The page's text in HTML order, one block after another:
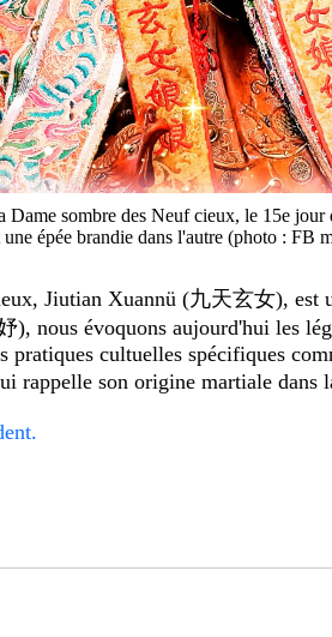
sombre des Neuf cieux, le 15e jour
une épée brandie dans l'autre (photo :
Jiutian Xuannü (九天玄女), est
), nous évoquons aujourd'hui les
pratiques cultuelles spécifiques
rappelle son origine martiale dans